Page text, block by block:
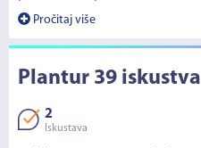
Pročitaj više
Plantur 39 iskustva
2
Iskustava